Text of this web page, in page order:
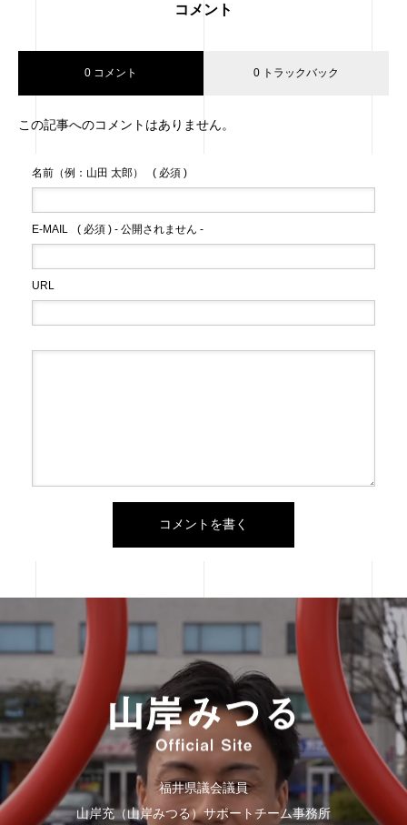
コメント
0 コメント 0 トラックバック
この記事へのコメントはありません。
名前（例：山田 太郎） ( 必須 )
E-MAIL ( 必須 ) - 公開されません -
URL
福井県議会議員
山岸充（山岸みつる）サポートチーム事務所